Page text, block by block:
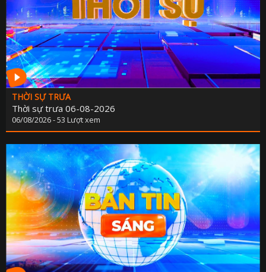
THỜI SỰ TRƯA
Thời sự trưa 06-08-2026
06/08/2026 - 53 Lượt xem